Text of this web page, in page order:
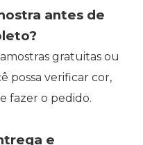
antes de
gratuitas ou
possa verificar cor,
fazer o pedido.
e